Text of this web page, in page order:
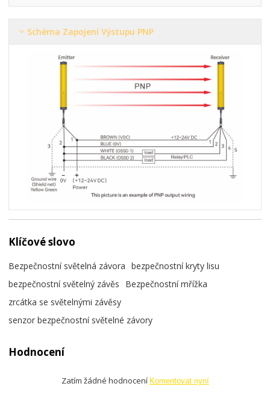
Schéma Zapojení Výstupu PNP
Klíčové slovo
Bezpečnostní světelná závora
bezpečnostní kryty lisu
bezpečnostní světelný závěs
Bezpečnostní mřížka
zrcátka se světelnými závěsy
senzor bezpečnostní světelné závory
Hodnocení
Zatím žádné hodnocení Komentovat nyní